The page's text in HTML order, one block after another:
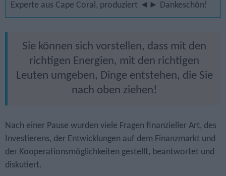
Experte aus Cape Coral, produziert ◄► Dankeschön!
Sie können sich vorstellen, dass mit den
richtigen Energien, mit den richtigen
Leuten umgeben, Dinge entstehen, die Sie
nach oben ziehen!
Nach einer Pause wurden viele Fragen finanzieller Art, des
Investierens, der Entwicklungen auf dem Finanzmarkt und
der Kooperationsmöglichkeiten gestellt, beantwortet und
diskutiert.